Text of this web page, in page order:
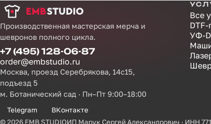
Производственная мастерская мерча и
шевронов полного цикла.
+7 (495) 128-06-87
order@embstudio.ru
Москва, проезд Серебрякова, 14с15,
подъезд 5
м. Ботанический сад · Пн–Пт 9:00–18:00
Telegram ВКонтакте
Все
DTF-
УФ-
© 2026 EMB STUDIOИП Марук Сергей Александрович · ИНН